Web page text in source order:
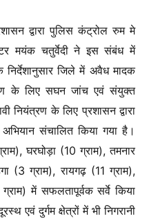
द्वारा पुलिस कंट्रोल रुम मे
मयंक चतुर्वेदी ने इस संबंध में
जिले में अवैध मादक
के लिए सघन जांच एवं संयुक्त
नियंत्रण के लिए प्रशासन द्वारा
संचालित किया गया है।
घरघोड़ा (10 ग्राम), तमनार
(3 ग्राम), रायगढ़ (11 ग्राम),
में सफलतापूर्वक सर्वे किया
एवं दुर्गम क्षेत्रों में भी निगरानी